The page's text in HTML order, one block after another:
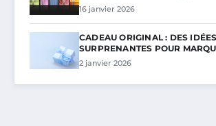
16 janvier 2026
CADEAU ORIGINAL : DES IDÉES
SURPRENANTES POUR
2 janvier 2026